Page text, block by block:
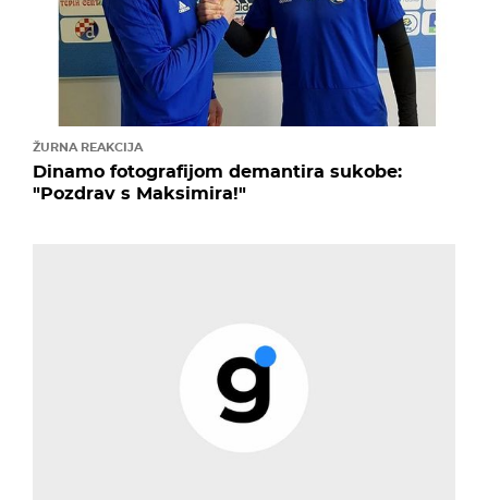
ŽURNA REAKCIJA
Dinamo fotografijom demantira sukobe:
"Pozdrav s Maksimira!"